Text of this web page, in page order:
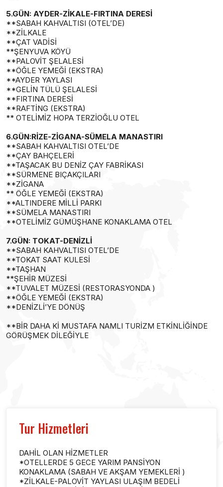
5.GÜN: AYDER-ZİKALE-FIRTINA DERESİ
**SABAH KAHVALTISI (OTEL’DE)
**ZİLKALE
**ÇAT VADİSİ
**ŞENYUVA KÖYÜ
**PALOVİT ŞELALESİ
**ÖĞLE YEMEĞİ (EKSTRA)
**AYDER YAYLASI
**GELİN TÜLÜ ŞELALESİ
**FIRTINA DERESİ
**RAFTİNG (EKSTRA)
** OTELİMİZ HOPA TERZİOĞLU OTEL
6.GÜN:RİZE-ZİGANA-SÜMELA MANASTIRI
**SABAH KAHVALTISI OTEL’DE
**ÇAY BAHÇELERİ
**TAŞACAK BU DENİZ ÇAY FABRİKASI
**SÜRMENE BIÇAKÇILARI
**ZİGANA
** ÖĞLE YEMEĞİ (EKSTRA)
**ALTINDERE MİLLİ PARKI
**SÜMELA MANASTIRI
**OTELİMİZ GÜMÜŞHANE KONAKLAMA OTEL
7.GÜN: TOKAT-DENİZLİ
**SABAH KAHVALTISI OTEL’DE
**TOKAT SAAT KULESİ
**TAŞHAN
**ŞEHİR MÜZESİ
**TUVALET MÜZESİ (RESTORASYONDA )
**ÖĞLE YEMEĞİ (EKSTRA)
**DENİZLİ’YE DÖNÜŞ
**BİR DAHA Kİ MUSTAFA NAMLI TURİZM ETKİNLİĞİNDE
GÖRÜŞMEK DİLEĞİYLE
Tur Hizmetleri
DAHİL OLAN HİZMETLER
*OTELLERDE 5 GECE YARIM PANSİYON
KONAKLAMA (SABAH VE AKŞAM YEMEKLERİ )
*ZİLKALE-PALOVİT YAYLASI ULAŞIM BEDELİ